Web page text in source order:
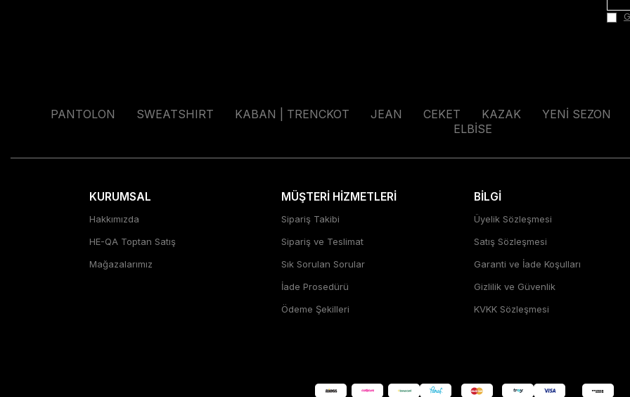
PANTOLON SWEATSHIRT KABAN | TRENCKOT JEAN CEKET KAZAK YENİ SEZON
ELBİSE
KURUMSAL
Hakkımızda
HE-QA Toptan Satış
Mağazalarımız
MÜŞTERİ HİZMETLERİ
Sipariş Takibi
Sipariş ve Teslimat
Sık Sorulan Sorular
İade Prosedürü
Ödeme Şekilleri
BİLGİ
Üyelik Sözleşmesi
Satış Sözleşmesi
Garanti ve İade Koşulları
Gizlilik ve Güvenlik
KVKK Sözleşmesi